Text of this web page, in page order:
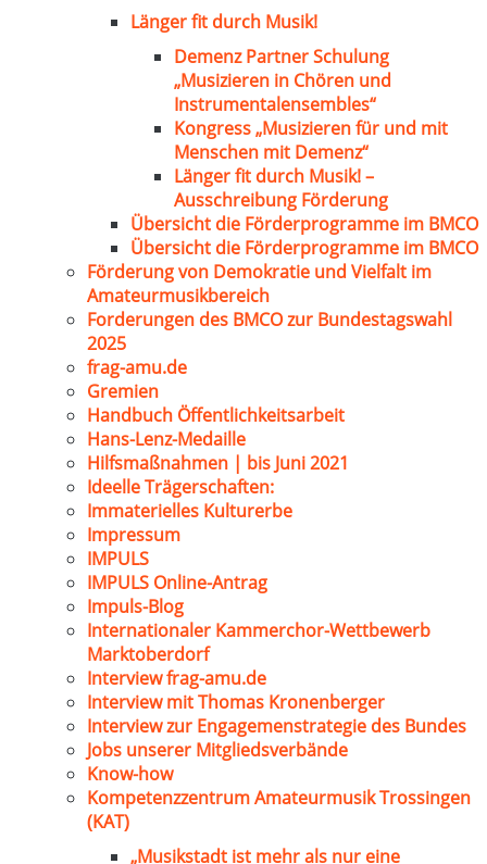
Länger fit durch Musik!
Demenz Partner Schulung
„Musizieren in Chören und
Instrumentalensembles“
Kongress „Musizieren für und mit
Menschen mit Demenz“
Länger fit durch Musik! –
Ausschreibung Förderung
Übersicht die Förderprogramme im BMCO
Übersicht die Förderprogramme im BMCO
Förderung von Demokratie und Vielfalt im
Amateurmusikbereich
Forderungen des BMCO zur Bundestagswahl
2025
frag-amu.de
Gremien
Handbuch Öffentlichkeitsarbeit
Hans-Lenz-Medaille
Hilfsmaßnahmen | bis Juni 2021
Ideelle Trägerschaften:
Immaterielles Kulturerbe
Impressum
IMPULS
IMPULS Online-Antrag
Impuls-Blog
Internationaler Kammerchor-Wettbewerb
Marktoberdorf
Interview frag-amu.de
Interview mit Thomas Kronenberger
Interview zur Engagemenstrategie des Bundes
Jobs unserer Mitgliedsverbände
Know-how
Kompetenzzentrum Amateurmusik Trossingen
(KAT)
„Musikstadt ist mehr als nur eine